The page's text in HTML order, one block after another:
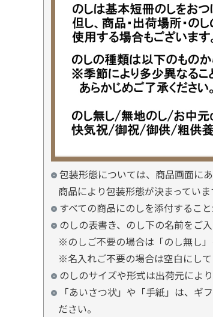
包装形態については、商品画面に
商品により包装形態が決まっていま
すべての商品にのしを添付するこ
のしの表書き、のし下の名前をご入
※のしご不要の場合は「のし無し」
※名入れご不要の場合は空白にして
のしのサイズや形式は出荷元によ
「あいさつ状」や「手紙」は、ギ
ださい。